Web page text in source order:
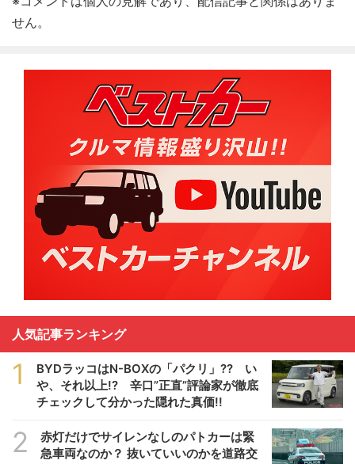
せん。
人気記事ランキング
1
BYDラッコはN-BOXの「パクリ」?? い
や、それ以上!? 辛口”正直”評論家が徹底
チェックして分かった隠れた真価!!
2
赤灯だけでサイレンなしのパトカーは緊
急車両なのか？ 抜いていいのかを道路交